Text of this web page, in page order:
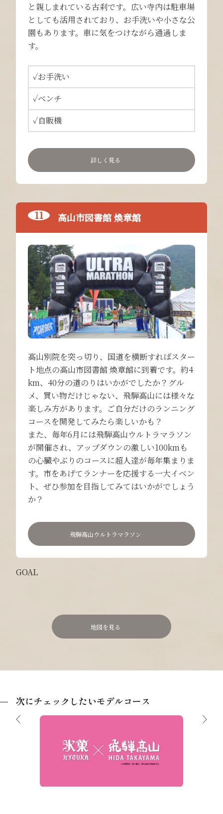
と親しまれている古刹です。広い寺内は駐車場
としても活用されており、お手洗いや小さな公
園もあります。車に気をつけながら通過しま
す。
✓お手洗い
✓ベンチ
✓自販機
詳しく見る
高山市図書館 煥章館
高山別院を突っ切り、国道を横断すればスター
ト地点の高山市図書館 煥章館に到着です。約4
km、40分の道のりはいかがでしたか？グル
メ、買い物だけじゃない、飛騨高山には様々な
楽しみ方があります。ご自分だけのランニング
コースを開発してみたら楽しいかも？
また、毎年6月には飛騨高山ウルトラマラソン
が開催され、アップダウンの激しい100kmも
の心臓やぶりのコースに超人達が毎年集まりま
す。市をあげてランナーを応援する一大イベン
ト、ぜひ参加を目指してみてはいかがでしょう
か？
飛騨高山ウルトラマラソン
GOAL
地図を見る
次にチェックしたいモデルコース
アニメ「氷菓」聖地巡り1泊2日のモデル
コース